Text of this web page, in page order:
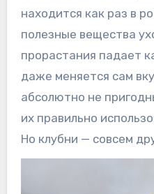
находится как раз в
полезные вещества
прорастания падает
даже меняется сам
абсолютно не
их правильно
Но клубни — совсем